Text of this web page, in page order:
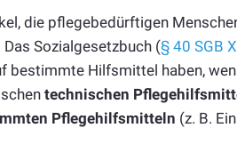
die pflegebedürftigen
Sozialgesetzbuch (§ 40 SGB
bestimmte Hilfsmittel haben,
technischen
Pflegehilfsmitteln (z. B.